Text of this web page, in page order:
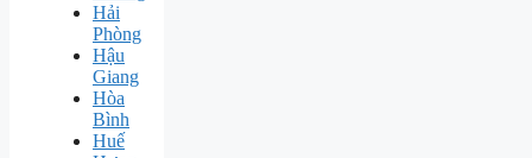
Hải
Phòng
Hậu
Giang
Hòa
Bình
Huế